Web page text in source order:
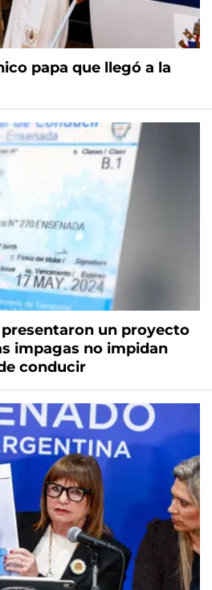
papa que llegó a la
un proyecto
impagas no impidan
conducir